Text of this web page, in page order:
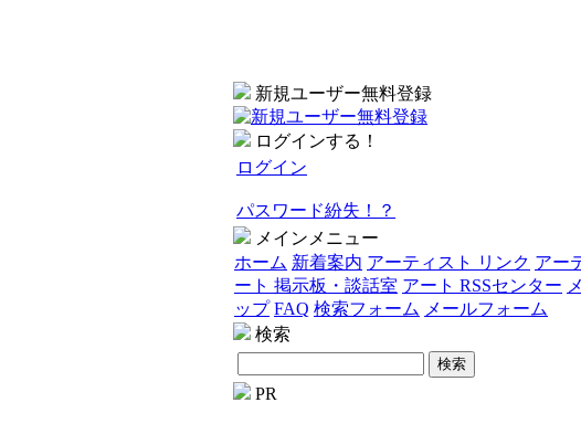
新規ユーザー無料登録
ログインする！
ログイン
パスワード紛失！？
メインメニュー
ホーム 新着案内 アーティスト リンク アー
ート 掲示板・談話室 アート RSSセンター
ップ FAQ 検索フォーム メールフォーム
検索
PR